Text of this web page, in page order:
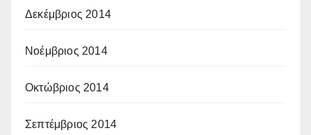
Δεκέμβριος 2014
Νοέμβριος 2014
Οκτώβριος 2014
Σεπτέμβριος 2014